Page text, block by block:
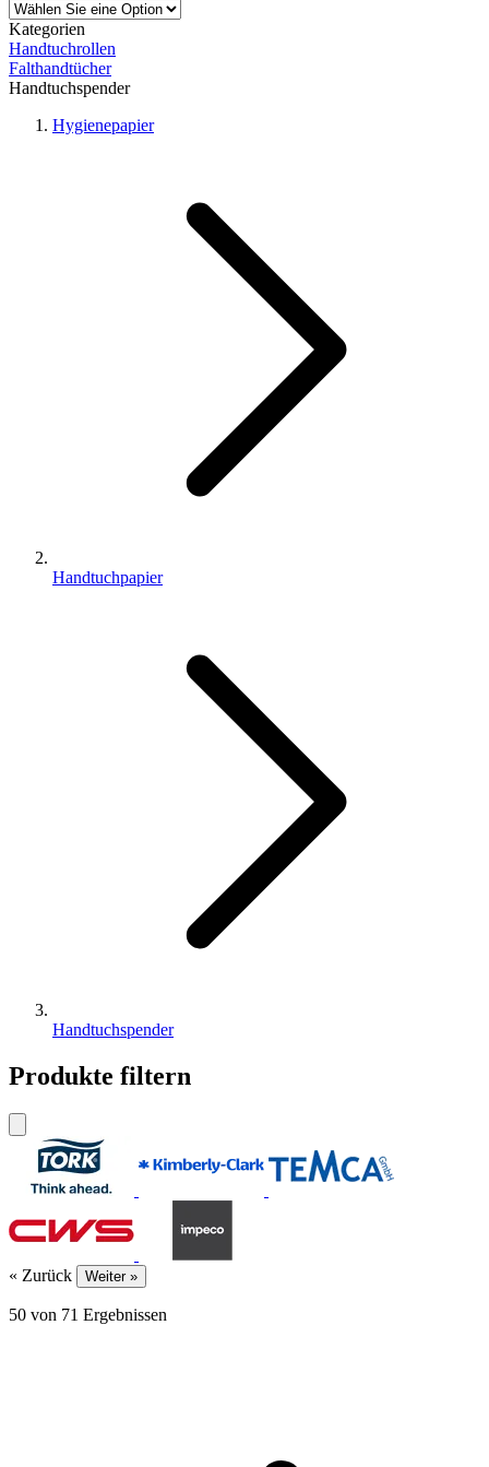
Kategorien
Handtuchrollen
Falthandtücher
Handtuchspender
Hygienepapier
Handtuchpapier
Handtuchspender
Produkte filtern
« Zurück Weiter »
50 von 71 Ergebnissen